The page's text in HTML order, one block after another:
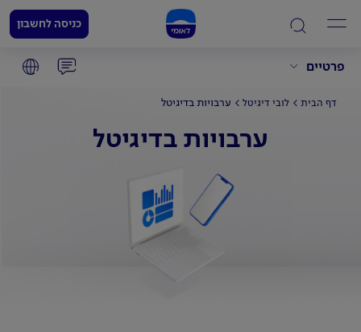
פרטיים
כניסה לחשבון
דף הבית לובי דיגיטל ערבויות בדיגיטל
ערבויות בדיגיטל